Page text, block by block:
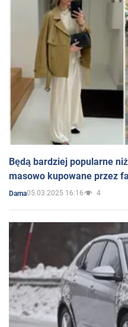
Będą bardziej popularne
masowo kupowane przez
Dama05.03.2025 16:16 4